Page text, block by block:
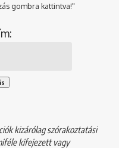
gombra kattintva!"
kizárólag szórakoztatási
kifejezett vagy